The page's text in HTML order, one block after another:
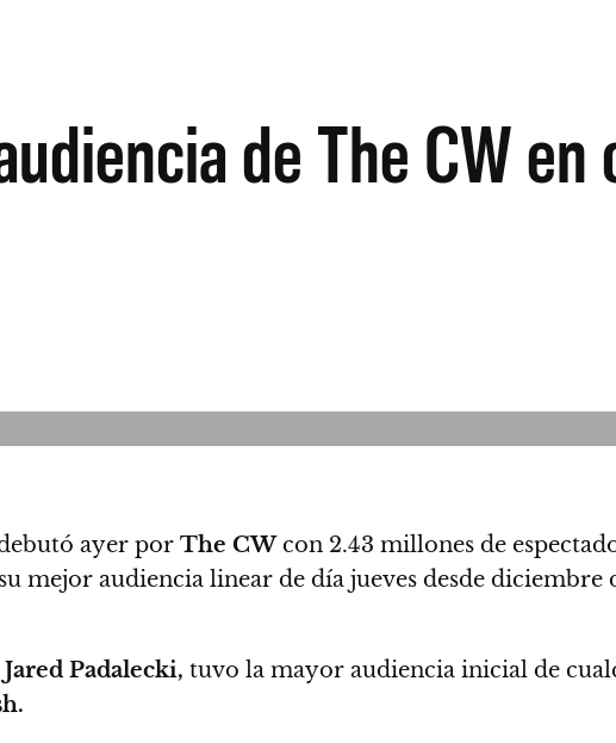
de The CW en
ayer por The CWcon 2.43 millones de
mejor audiencia linear de día jueves desde diciembre
Padalecki, tuvo la mayor audiencia inicial de